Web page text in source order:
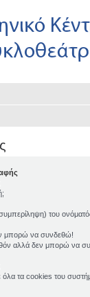
του
μπορώ να συνδεθώ!
αλλά δεν μπορώ να
όλα τα cookies του